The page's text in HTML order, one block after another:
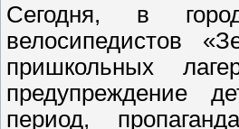
Сегодня, в
велосипедистов
пришкольных
предупреждение
период,